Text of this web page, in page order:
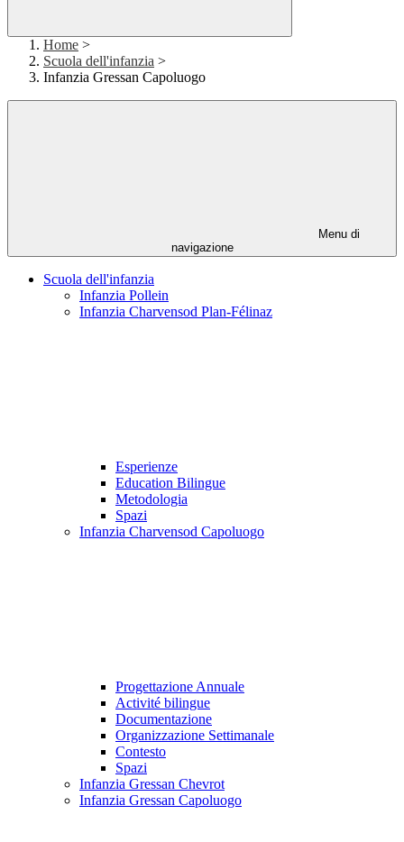
Home >
Scuola dell'infanzia >
Infanzia Gressan Capoluogo
Menu di
navigazione
Scuola dell'infanzia
Infanzia Pollein
Infanzia Charvensod Plan-Félinaz
Esperienze
Education Bilingue
Metodologia
Spazi
Infanzia Charvensod Capoluogo
Progettazione Annuale
Activité bilingue
Documentazione
Organizzazione Settimanale
Contesto
Spazi
Infanzia Gressan Chevrot
Infanzia Gressan Capoluogo